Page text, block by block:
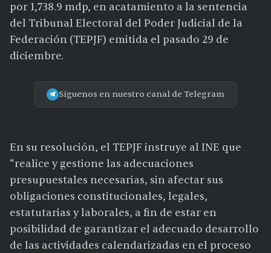
por 1,738.9 mdp, en acatamiento a la sentencia
del Tribunal Electoral del Poder Judicial de la
Federación (TEPJF) emitida el pasado 29 de
diciembre.
Síguenos en nuestro canal de Telegram
En su resolución, el TEPJF instruye al INE que
“realice y gestione las adecuaciones
presupuestales necesarias, sin afectar sus
obligaciones constitucionales, legales,
estatutarias y laborales, a fin de estar en
posibilidad de garantizar el adecuado desarrollo
de las actividades calendarizadas en el proceso